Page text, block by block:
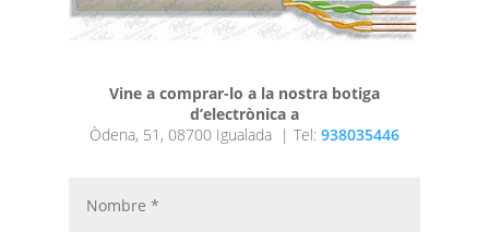
Vine a comprar-lo a la nostra botiga
d’electrònica a
Òdena, 51, 08700 Igualada | Tel: 938035446